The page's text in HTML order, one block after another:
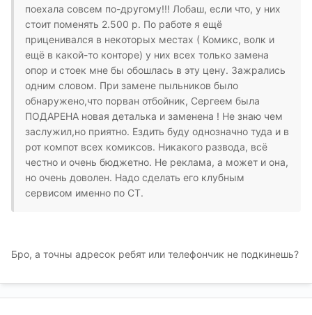
поехала совсем по-другому!!! Лобаш, если что, у них
стоит поменять 2.500 р. По работе я ещё
приценивался в некоторых местах ( Комикс, волк и
ещё в какой-то конторе) у них всех только замена
опор и стоек мне бы обошлась в эту цену. Зажрались
одним словом. При замене пыльников было
обнаружено,что порван отбойник, Сергеем была
ПОДАРЕНА новая деталька и заменена ! Не знаю чем
заслужил,но приятно. Ездить буду однозначно туда и в
рот компот всех комиксов. Никакого развода, всё
честно и очень бюджетно. Не реклама, а может и она,
но очень доволен. Надо сделать его клубным
сервисом именно по СТ.
Бро, а точны адресок ребят или телефончик не подкинешь?